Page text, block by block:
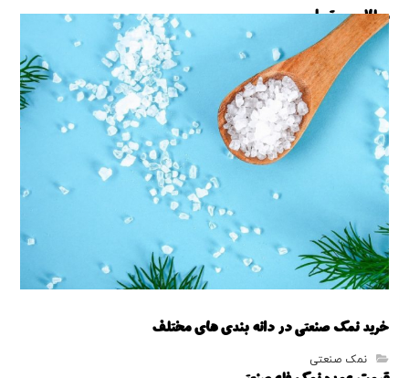
مطالب مرتبط ...
خرید نمک صنعتی در دانه بندی های مختلف
نمک صنعتی